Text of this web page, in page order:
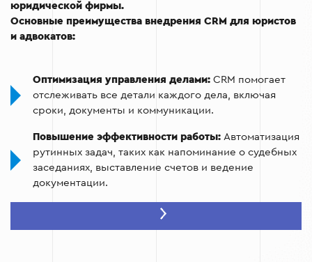
юридической фирмы.
Основные преимущества внедрения CRM для юристов
и адвокатов:
Оптимизация управления делами: CRM помогает
отслеживать все детали каждого дела, включая
сроки, документы и коммуникации.
Повышение эффективности работы: Автоматизация
рутинных задач, таких как напоминание о судебных
заседаниях, выставление счетов и ведение
документации.
Управление клиентской базой: